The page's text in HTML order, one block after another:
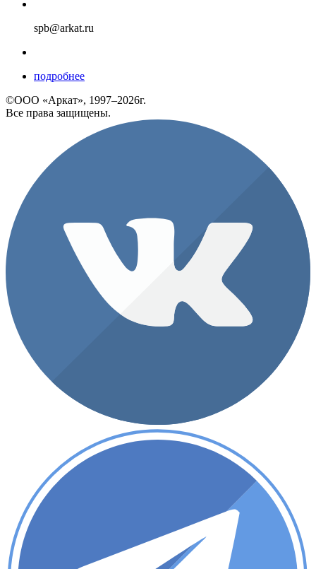
spb@arkat.ru
подробнее
©ООО «Аркат», 1997–2026г.
Все права защищены.